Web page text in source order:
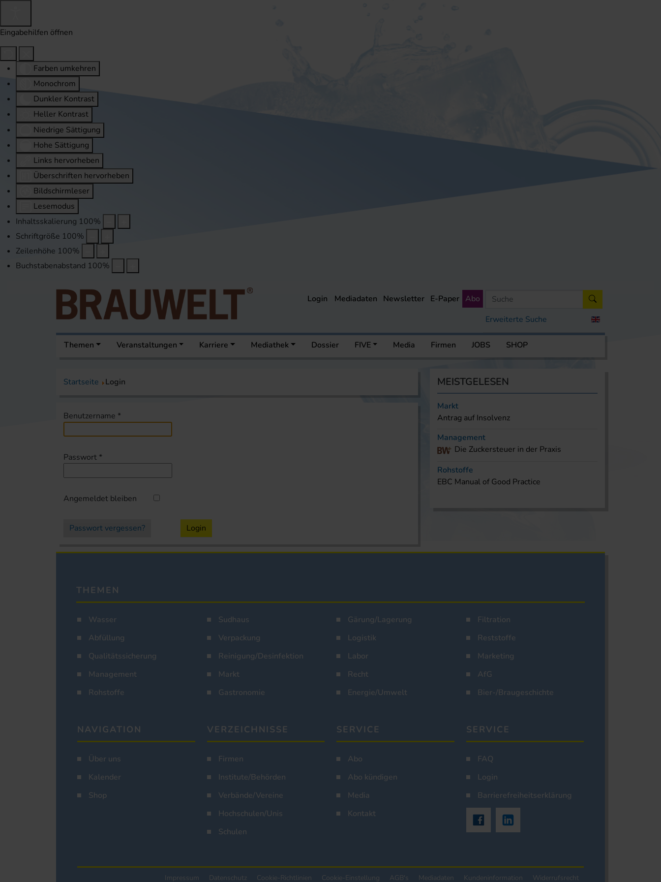
Eingabehilfen öffnen
Farben umkehren
Monochrom
Dunkler Kontrast
Heller Kontrast
Niedrige Sättigung
Hohe Sättigung
Links hervorheben
Überschriften hervorheben
Bildschirmleser
Lesemodus
Inhaltsskalierung 100%
Schriftgröße 100%
Zeilenhöhe 100%
Buchstabenabstand 100%
Erweiterte Suche
Login Mediadaten Newsletter E-Paper Abo
Themen Veranstaltungen Karriere Mediathek Dossier FIVE Media Firmen JOBS SHOP
Startseite Login
Benutzername *
Passwort *
Angemeldet bleiben
Passwort vergessen? Login
MEISTGELESEN
Markt
Antrag auf Insolvenz
Management
Die Zuckersteuer in der Praxis
Rohstoffe
EBC Manual of Good Practice
THEMEN
Wasser Sudhaus Gärung/Lagerung
Filtration
Abfüllung
Verpackung Logistik
Reststoffe
Qualitätssicherung
Reinigung/Desinfektion Labor
Marketing
Management
Markt Recht
AfG
Rohstoffe
Gastronomie Energie/Umwelt Bier-/Braugeschichte
NAVIGATION
Über uns
Kalender
Shop
VERZEICHNISSE
Firmen
Institute/Behörden
Verbände/Vereine
Hochschulen/Unis
Schulen
SERVICE
Abo
Abo kündigen
Media
Kontakt
SERVICE
FAQ
Login
Barrierefreiheitserklärung
Impressum Datenschutz Cookie-Richtlinien Cookie-Einstellung AGB's Mediadaten Kundeninformation Widerrufsrecht